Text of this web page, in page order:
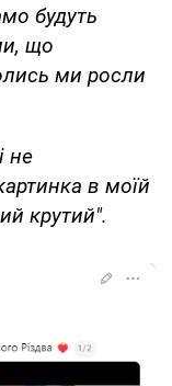
будуть
що
ми росли
не
в моїй
крутий".